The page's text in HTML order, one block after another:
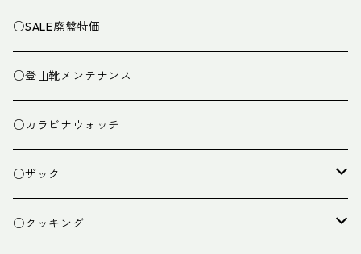
○SALE廃盤特価
○登山靴メンテナンス
○カラビナウォッチ
○ザック
ザック
○クッキング